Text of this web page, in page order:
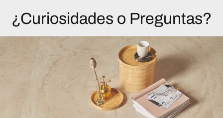
¿Curiosidades o Preguntas?